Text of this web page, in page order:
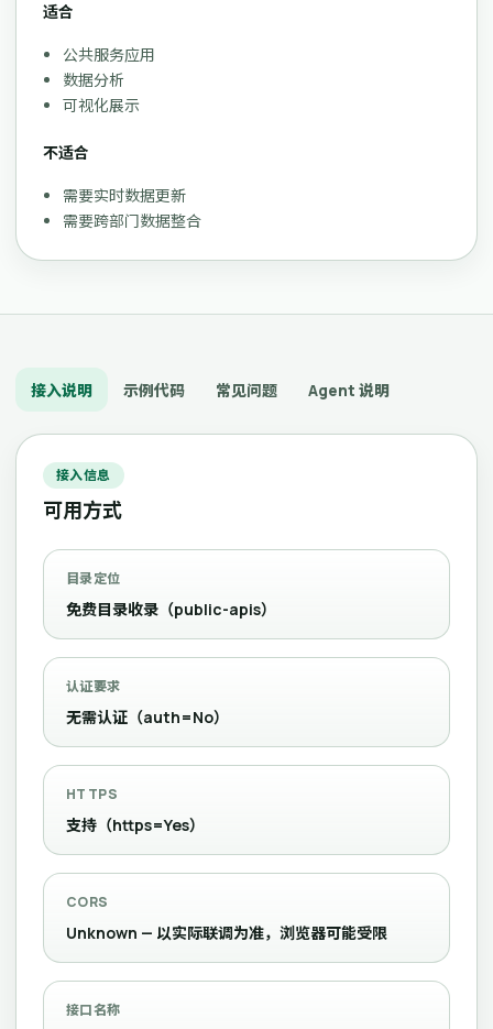
适合
公共服务应用
数据分析
可视化展示
不适合
需要实时数据更新
需要跨部门数据整合
接入说明 示例代码 常见问题 Agent 说明
接入信息
可用方式
目录定位
免费目录收录（public-apis）
认证要求
无需认证（auth=No）
HTTPS
支持（https=Yes）
CORS
Unknown — 以实际联调为准，浏览器可能受限
接口名称